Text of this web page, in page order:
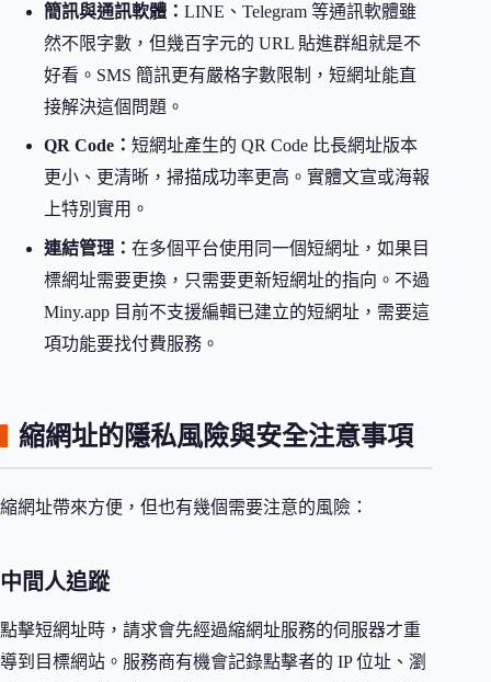
簡訊與通訊軟體： LINE、Telegram 等通訊軟體雖
然不限字數，但幾百字元的 URL 貼進群組就是不
好看。SMS 簡訊更有嚴格字數限制，短網址能直
接解決這個問題。
QR Code： 短網址產生的 QR Code 比長網址版本
更小、更清晰，掃描成功率更高。實體文宣或海報
上特別實用。
連結管理： 在多個平台使用同一個短網址，如果目
標網址需要更換，只需要更新短網址的指向。不過
Miny.app 目前不支援編輯已建立的短網址，需要這
項功能要找付費服務。
縮網址的隱私風險與安全注意事項
縮網址帶來方便，但也有幾個需要注意的風險：
中間人追蹤
點擊短網址時，請求會先經過縮網址服務的伺服器才重
導到目標網站。服務商有機會記錄點擊者的 IP 位址、瀏